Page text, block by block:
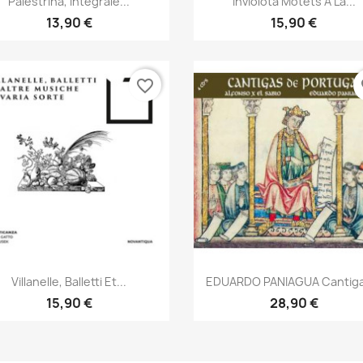
13,90 € 15,90 €
Aperçu rapide
Villanelle, Balletti Et...
15,90 €
favorite_border
Aperçu rapide
EDUARDO PANIAGUA
28,90 €